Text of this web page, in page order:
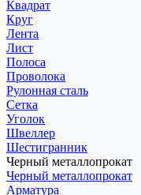
Квадрат
Круг
Лента
Лист
Полоса
Проволока
Рулонная сталь
Сетка
Уголок
Швеллер
Шестигранник
Черный металлопрокат
Черный металлопрокат
Арматура